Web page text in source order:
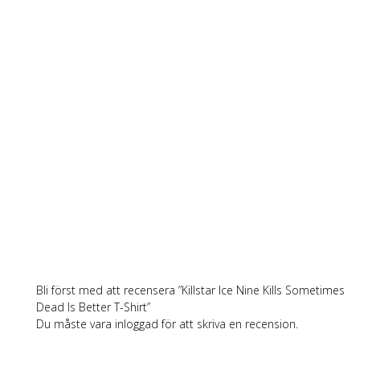
Bli först med att recensera ”Killstar Ice Nine Kills Sometimes
Dead Is Better T-Shirt”
Du måste vara inloggad för att skriva en recension.